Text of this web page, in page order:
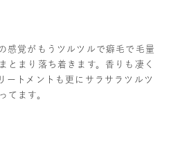
感覚がもうツルツルで癖毛で毛量
とまり落ち着きます。香りも凄く
ートメントも更にサラサラツルツ
てます。